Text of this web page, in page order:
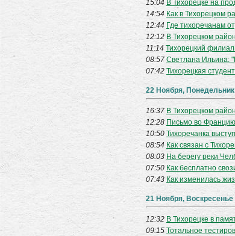
15:04 В Тихорецке на
14:54 Как в Тихорецком
12:44 Где тихоречанам
12:12 В Тихорецком
11:14 Тихорецкий филиал
08:57 Светлана Ильина:
07:42 Тихорецкая
22 Ноября, Понедельник
16:37 В Тихорецком
12:28 Письмо во
10:50 Тихоречанка
08:54 Как связан с
08:03 На берегу реки
07:50 Как бесплатно
07:43 Как изменилась
21 Ноября, Воскресенье
12:32 В Тихорецке в
09:15 Тотальное